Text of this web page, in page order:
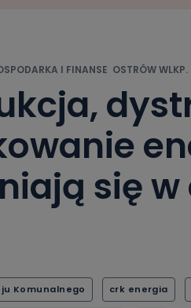
I FINANSE OSTRÓW WLKP.
się
Komunalnego crk energia